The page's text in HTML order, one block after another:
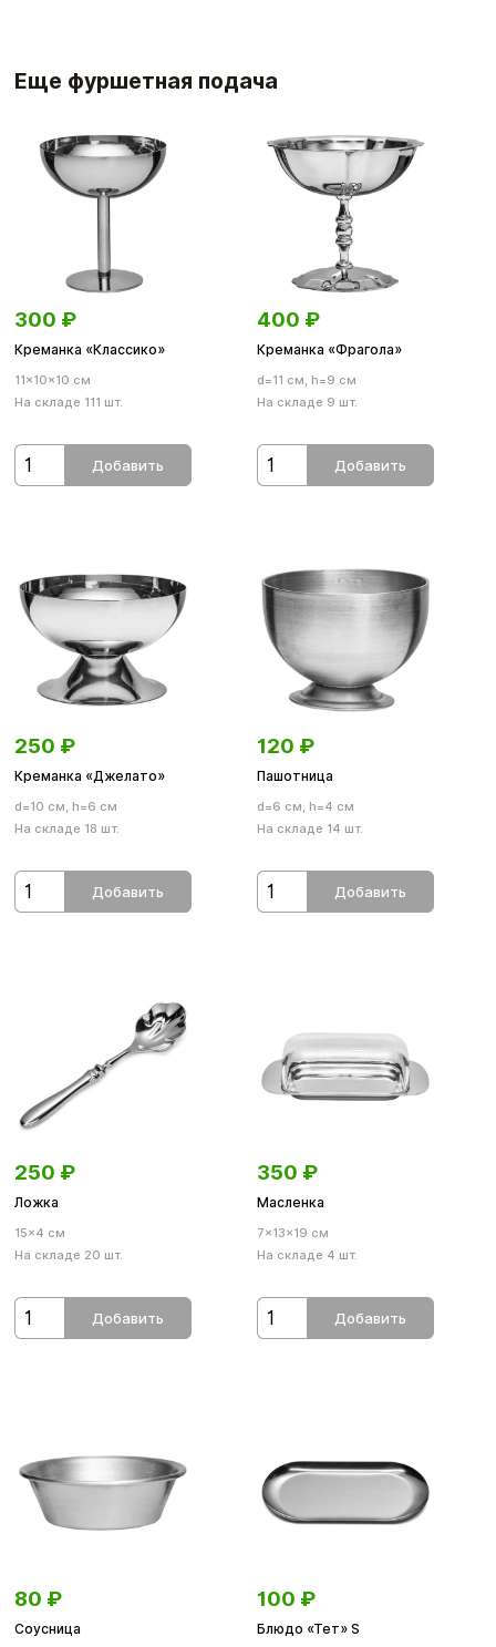
Еще фуршетная подача
300 ₽
Креманка «Классико»
11×10×10 см
На складе 111 шт.
Добавить
400 ₽
Креманка «Фрагола»
d=11 см, h=9 см
На складе 9 шт.
Добавить
250 ₽
Креманка «Джелато»
d=10 см, h=6 см
На складе 18 шт.
Добавить
120 ₽
Пашотница
d=6 см, h=4 см
На складе 14 шт.
Добавить
250 ₽
Ложка
15×4 см
На складе 20 шт.
Добавить
350 ₽
Масленка
7×13×19 см
На складе 4 шт.
Добавить
80 ₽
Соусница
100 ₽
Блюдо «Тет» S